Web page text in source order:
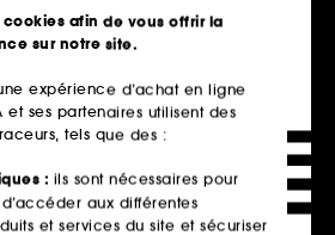
PAT MCGRATH LABS
Skin Fetish Sublime
Perfection
18
68,00€
afin de vous offrir la
sur notre site.
expérience d’achat en ligne
et ses partenaires utilisent des
tels que des :
: ils sont nécessaires pour
aux différentes
et services du site et sécuriser